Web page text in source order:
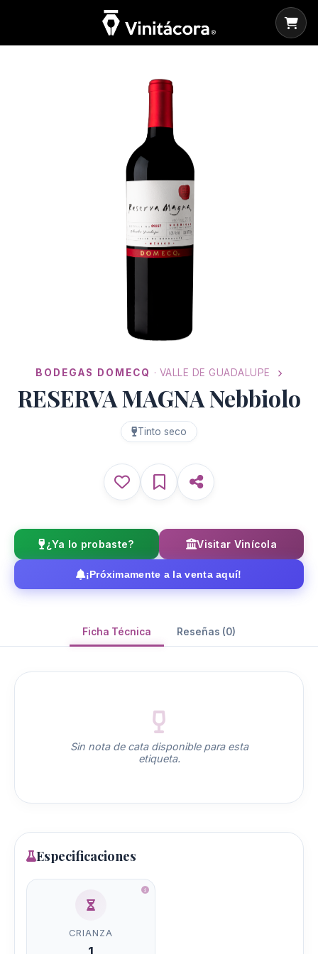
BODEGAS DOMECQ · VALLE DE GUADALUPE
RESERVA MAGNA Nebbiolo
Tinto seco
¿Ya lo probaste? Visitar Vinícola
¡Próximamente a la venta aquí!
Ficha Técnica Reseñas (0)
Sin nota de cata disponible para esta
etiqueta.
Especificaciones
CRIANZA